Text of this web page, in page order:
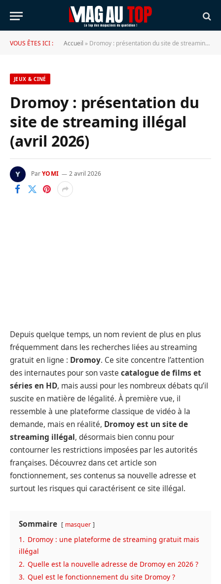
VOUS ÊTES ICI : Accueil » Dromoy : présentation du site de streaming illégal (avril 2026)
JEUX & CINÉ
Dromoy : présentation du
site de streaming illégal
(avril 2026)
ParYOMI 2 avril 2026
Depuis quelque temps, un nom revient de plus en plus
fréquemment dans les recherches liées au streaming
gratuit en ligne : Dromoy. Ce site concentre l’attention
des internautes pour son vaste catalogue de films et
séries en HD, mais aussi pour les nombreux débats qu’il
suscite en matière de légalité. À première vue, il
ressemble à une plateforme classique de vidéo à la
demande, mais en réalité, Dromoy est un site de
streaming illégal, désormais bien connu pour
contourner les restrictions imposées par les autorités
françaises. Découvrez dans cet article son
fonctionnement, ses contenus sa nouvelle adresse et
surtout les risques qui caractérisent ce site illégal.
Sommaire masquer
1. Dromoy : une plateforme de streaming gratuit mais
illégal
2. Quelle est la nouvelle adresse de Dromoy en 2026 ?
3. Quel est le fonctionnement du site Dromoy ?